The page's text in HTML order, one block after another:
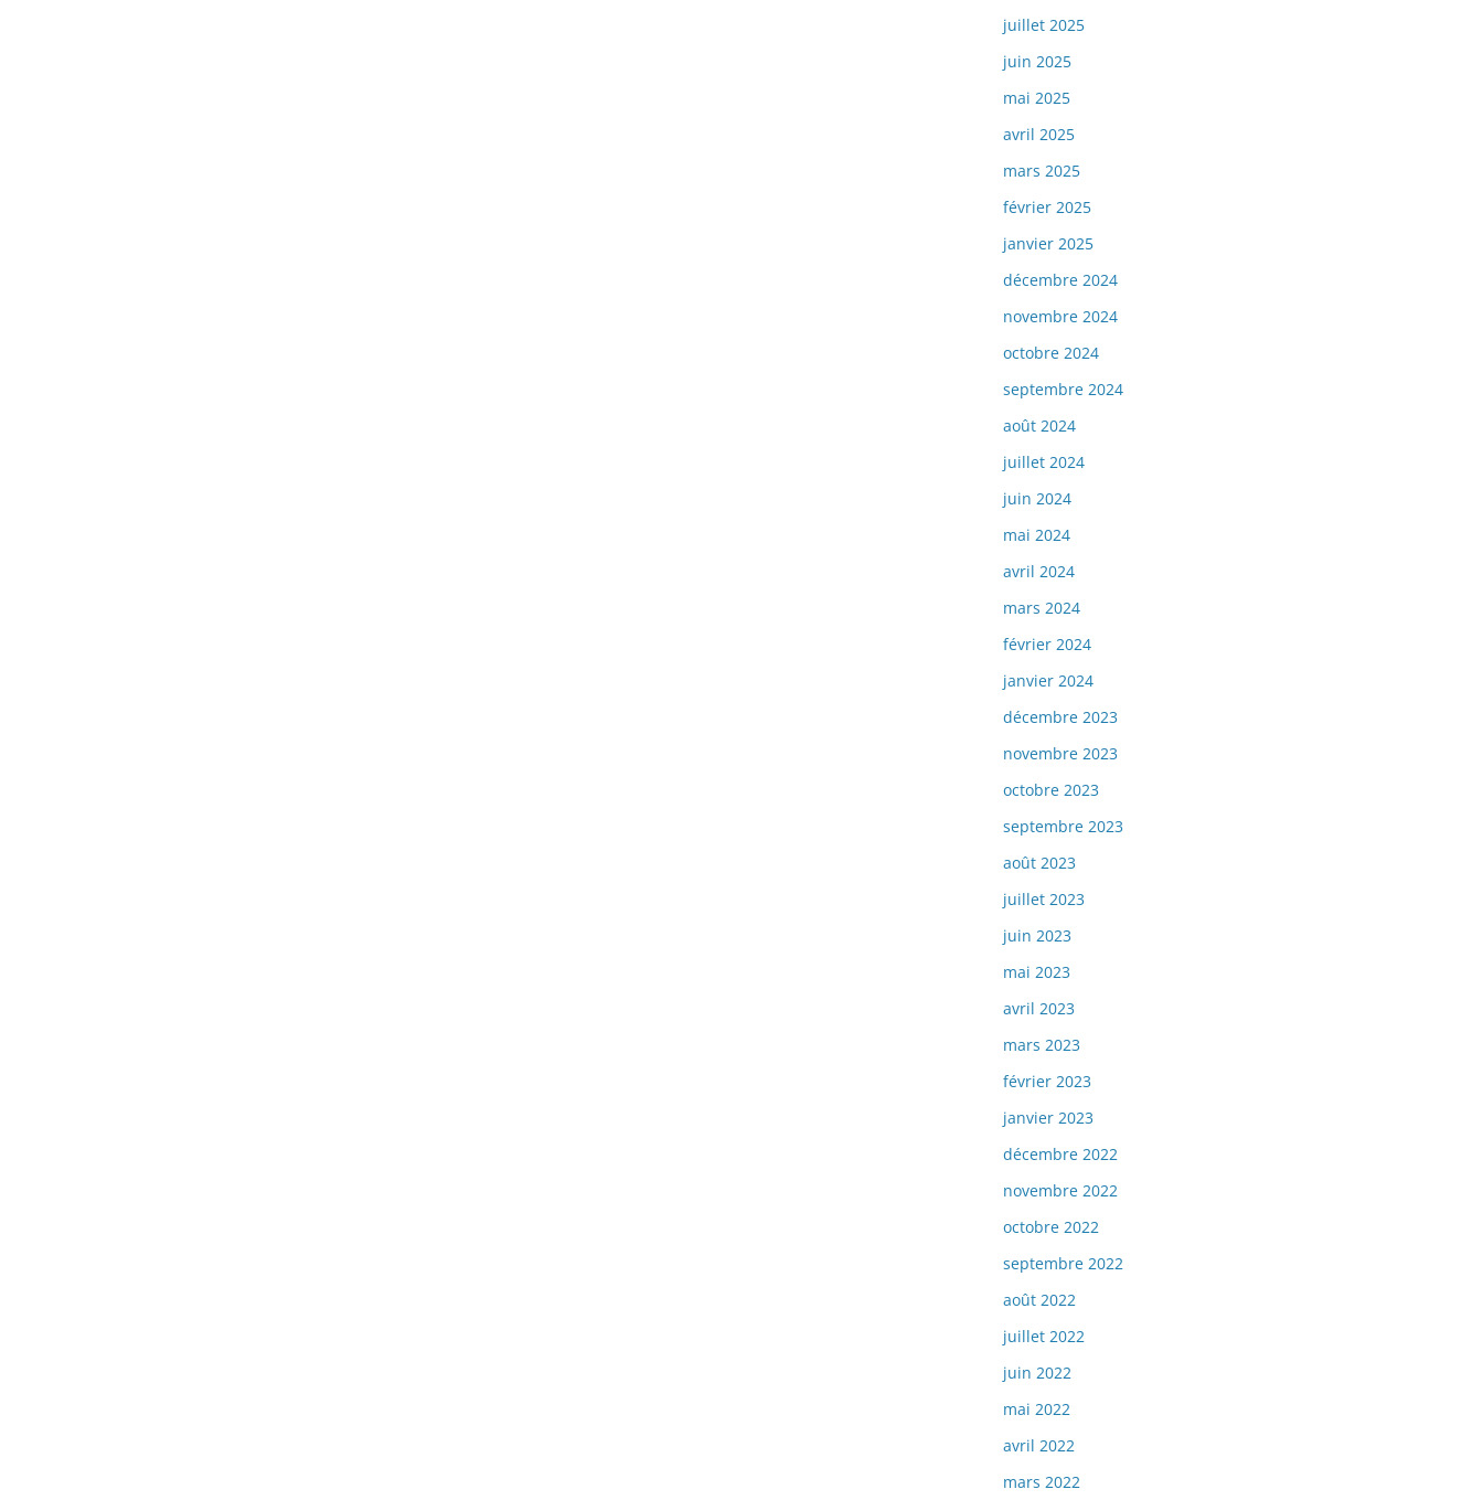
juillet 2025
juin 2025
mai 2025
avril 2025
mars 2025
février 2025
janvier 2025
décembre 2024
novembre 2024
octobre 2024
septembre 2024
août 2024
juillet 2024
juin 2024
mai 2024
avril 2024
mars 2024
février 2024
janvier 2024
décembre 2023
novembre 2023
octobre 2023
septembre 2023
août 2023
juillet 2023
juin 2023
mai 2023
avril 2023
mars 2023
février 2023
janvier 2023
décembre 2022
novembre 2022
octobre 2022
septembre 2022
août 2022
juillet 2022
juin 2022
mai 2022
avril 2022
mars 2022